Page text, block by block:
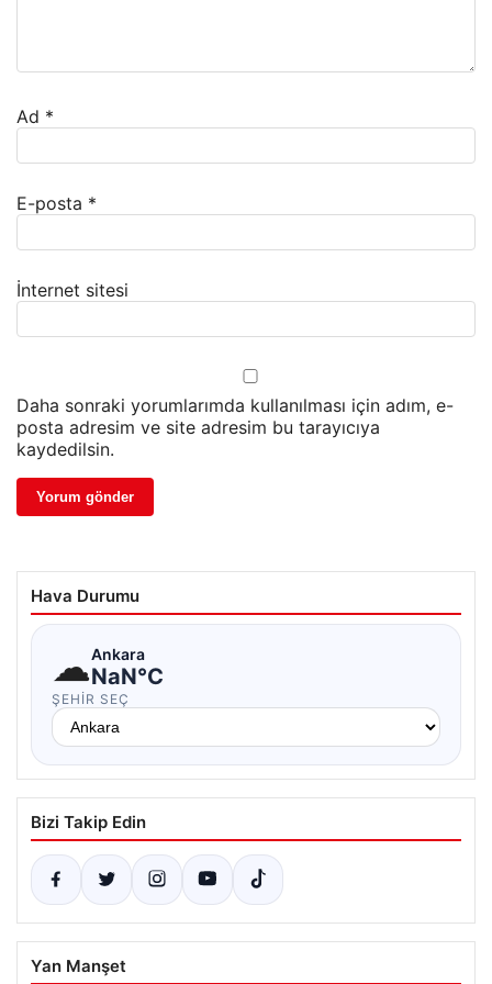
Ad *
E-posta *
İnternet sitesi
Daha sonraki yorumlarımda kullanılması için adım, e-
posta adresim ve site adresim bu tarayıcıya
kaydedilsin.
Hava Durumu
☁Ankara
NaN°C
ŞEHIR SEÇ
Bizi Takip Edin
Yan Manşet